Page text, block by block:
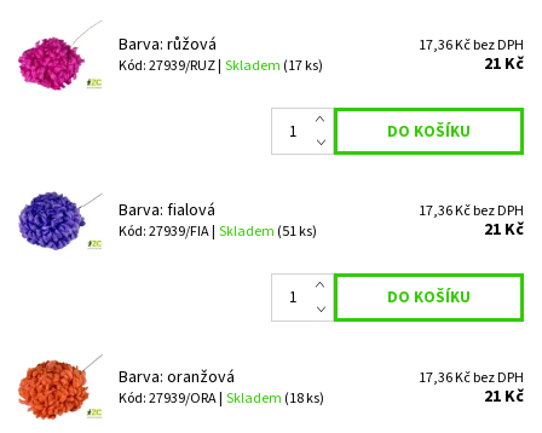
Barva: růžová
Kód: 27939/RUZ | Skladem (17 ks)
17,36 Kč bez DPH
21 Kč
Barva: fialová
Kód: 27939/FIA | Skladem (51 ks)
17,36 Kč bez DPH
21 Kč
Barva: oranžová
Kód: 27939/ORA | Skladem (18 ks)
17,36 Kč bez DPH
21 Kč